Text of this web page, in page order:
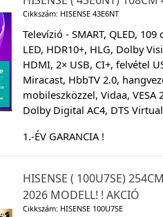
Cikkszám: HISENSE 43E6NT
Televízió - SMART, QLED,
LED, HDR10+, HLG, Dolby
HDMI, 2× USB, CI+, felvétel
Miracast, HbbTV 2.0,
mobileszközzel, Vidaa,
Dolby Digital AC4, DTS
1.-ÉV GARANCIA !
HISENSE ( 100U7SE)
2026 MODELL! ! AKCIÓ
Cikkszám: HISENSE 100U7SE